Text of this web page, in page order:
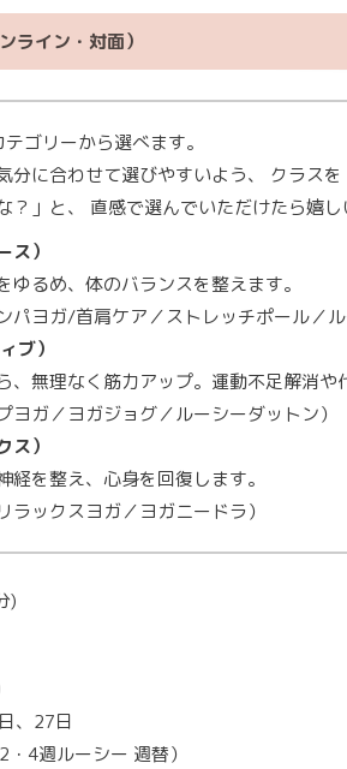
ライン・対面）
ゴリーから選べます。
分に合わせて選びやすいよう、 クラス
？」と、 直感で選んでいただけたら嬉し
ス）
ゆるめ、体のバランスを整えます。
パヨガ/首肩ケア／ストレッチポール／ル
ブ）
、無理なく筋力アップ。運動不足解消や
ヨガ／ヨガジョグ／ルーシーダットン）
ス）
経を整え、心身を回復します。
ラックスヨガ／ヨガニードラ）
)
、27日
4週ルーシー 週替）